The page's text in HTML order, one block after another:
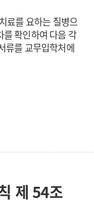
료를 요하는 질병으
를 확인하여 다음 각
류를 교무입학처에
제 54조